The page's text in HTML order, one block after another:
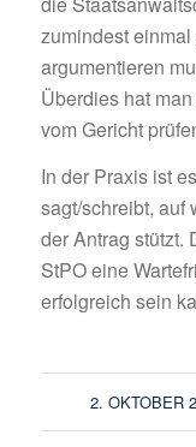
zumindest einmal
argumentieren
Überdies hat
vom Gericht
In der Praxis ist
sagt/schreibt, auf
der Antrag stützt.
StPO eine
erfolgreich sein
2. OKTOBER
/